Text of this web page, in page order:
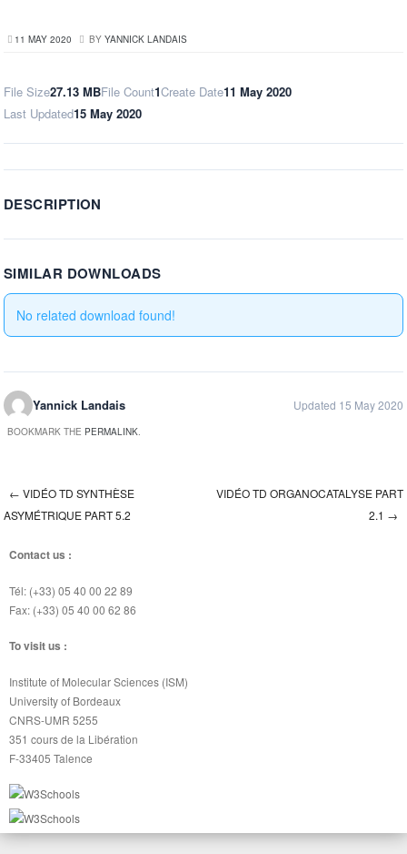
11 MAY 2020 BY YANNICK LANDAIS
File Size27.13 MBFile Count1Create Date11 May 2020
Last Updated15 May 2020
DESCRIPTION
SIMILAR DOWNLOADS
No related download found!
Yannick Landais Updated 15 May 2020
BOOKMARK THE PERMALINK.
Post navigation
← VIDÉO TD SYNTHÈSE
ASYMÉTRIQUE PART 5.2
VIDÉO TD ORGANOCATALYSE PART
2.1 →
Contact us :
Tél: (+33) 05 40 00 22 89
Fax: (+33) 05 40 00 62 86
To visit us :
Institute of Molecular Sciences (ISM)
University of Bordeaux
CNRS-UMR 5255
351 cours de la Libération
F-33405 Talence